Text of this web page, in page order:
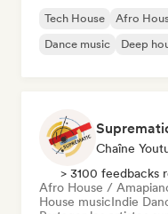
Tech House Afro
Dance music
Deep
Chaîne
> 3100 feedbacks
Afro House /
House musicIndie